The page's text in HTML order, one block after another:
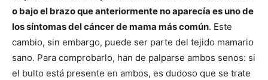
o bajo el brazo que anteriormente no aparecía es uno de
los síntomas del cáncer de mama más común. Este
cambio, sin embargo, puede ser parte del tejido mamario
sano. Para comprobarlo, han de palparse ambos senos: si
el bulto está presente en ambos, es dudoso que se trate